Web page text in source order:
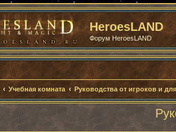
HeroesLAND
Форум HeroesLAND
Учебная комната Руководства от игроков и